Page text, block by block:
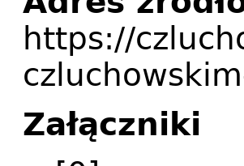
https://
Załączniki